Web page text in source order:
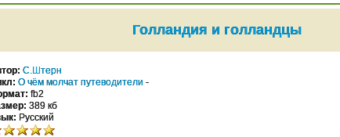
Голландия и голландцы
С.Штерн
О чём молчат путеводители -
fb2
389 кб
Русский